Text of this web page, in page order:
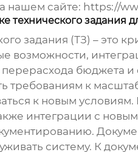
нашем сайте: https://
технического задания
задания (ТЗ) – это
возможности,
бюджета
требованиям к
к новым
интеграции с
систему. К